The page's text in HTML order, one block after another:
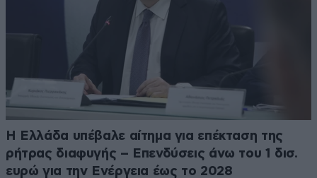
Η Ελλάδα υπέβαλε αίτημα για επέκταση της
ρήτρας διαφυγής – Επενδύσεις άνω του 1 δισ.
ευρώ για την Ενέργεια έως το 2028